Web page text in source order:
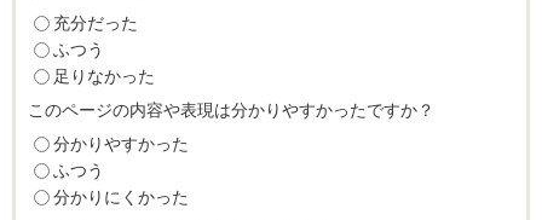
充分だった
ふつう
足りなかった
このページの内容や表現は分かりやすかったですか？
分かりやすかった
ふつう
分かりにくかった